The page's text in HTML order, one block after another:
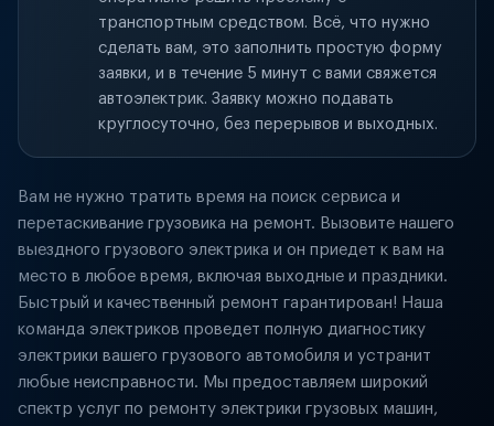
транспортным средством. Всё, что нужно
сделать вам, это заполнить простую форму
заявки, и в течение 5 минут с вами свяжется
автоэлектрик. Заявку можно подавать
круглосуточно, без перерывов и выходных.
Вам не нужно тратить время на поиск сервиса и
перетаскивание грузовика на ремонт. Вызовите нашего
выездного грузового электрика и он приедет к вам на
место в любое время, включая выходные и праздники.
Быстрый и качественный ремонт гарантирован! Наша
команда электриков проведет полную диагностику
электрики вашего грузового автомобиля и устранит
любые неисправности. Мы предоставляем широкий
спектр услуг по ремонту электрики грузовых машин,